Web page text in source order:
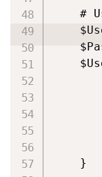
#
    }